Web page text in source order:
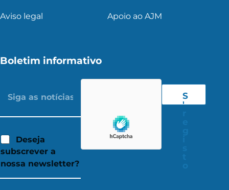
Aviso legal Apoio ao AJM
Boletim informativo
Deseja
subscrever a
nossa newsletter?
S
'